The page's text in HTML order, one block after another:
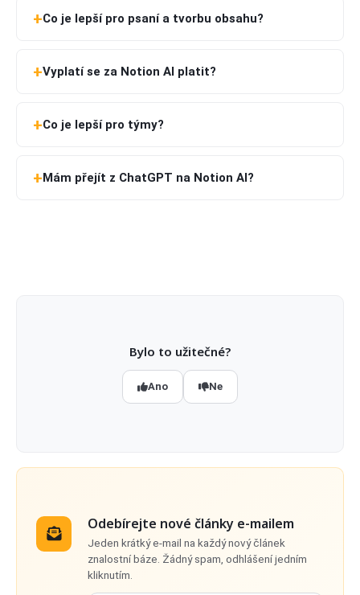
Co je lepší pro psaní a tvorbu obsahu?
Vyplatí se za Notion AI platit?
Co je lepší pro týmy?
Mám přejít z ChatGPT na Notion AI?
Bylo to užitečné?
Ano Ne
Odebírejte nové články e-mailem
Jeden krátký e-mail na každý nový článek
znalostní báze. Žádný spam, odhlášení jedním
kliknutím.